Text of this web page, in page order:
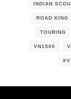
INDIAN
ROAD KING
TOURING
VN1500